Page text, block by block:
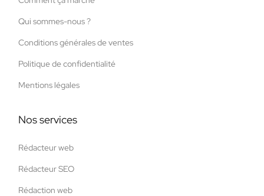
Qui sommes-nous ?
Conditions générales de ventes
Politique de confidentialité
Mentions légales
Nos services
Rédacteur web
Rédacteur SEO
Rédaction web